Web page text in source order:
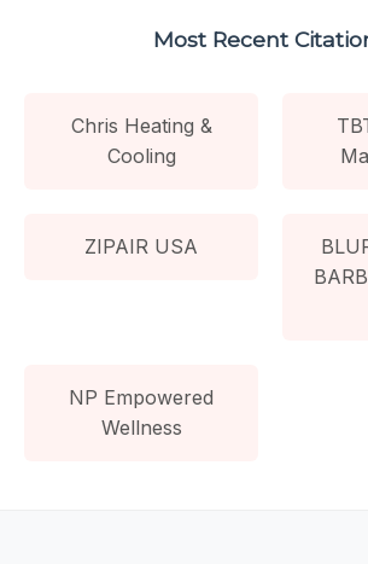
Most Recent
Chris Heating &
Cooling
ZIPAIR USA
NP Empowered
Wellness